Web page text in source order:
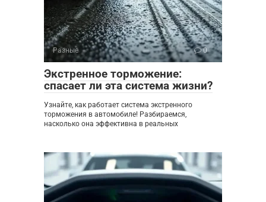
Разные 0
Экстренное торможение:
спасает ли эта система жизни?
Узнайте, как работает система экстренного
торможения в автомобиле! Разбираемся,
насколько она эффективна в реальных